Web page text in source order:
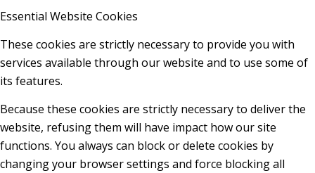
Essential Website Cookies
These cookies are strictly necessary to provide you with
services available through our website and to use some of
its features.
Because these cookies are strictly necessary to deliver the
website, refusing them will have impact how our site
functions. You always can block or delete cookies by
changing your browser settings and force blocking all